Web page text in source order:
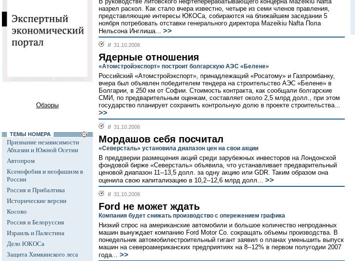
Обзоры
ТЕМЫ НОМЕРА
Признание независимости
Абхазии и Южной Осетии
Автопром
Ксенофобия и неофашизм в
России
Россия и Прибалтика
Исторические версии
Косово
Россия и Белоруссия
Израиль и Палестина
Дело ЮКОСа
Защита Химкинского леса
назрел раскол. Как стало вчера известно, четыре из семи членов правления,
представляющие интересы ЮКОСа, собираются на ближайшем заседании 5
ноября потребовать отставки генерального директора Mazeikiu Nafta Пола
Нельсона Инглиша... >>
// 31.10.2006
Ядерные отношения
«Атомстройэкспорт» построит болгарскую АЭС «Белене»
Российский «Атомстройэкспорт», принадлежащий «Росатому» и Газпромбанку,
вчера был объявлен победителем тендера на строительство АЭС «Белене» в
Болгарии, в 250 км от Софии. Стоимость контракта, как сообщали болгарские
СМИ, по предварительным оценкам, составляет около 2,5 млрд долл., при этом
государство планирует сохранить контрольную долю в проекте строительства...
>>
// 31.10.2006
Мордашов себя посчитал
«Северсталь» установила диапазон цен на свои акции
В преддверии размещения акций среди зарубежных инвесторов на Лондонской
фондовой бирже «Северсталь» объявила, что устанавливает предварительный
ценовой диапазон 11--13,5 долл. за одну акцию или GDR. Таким образом она
оценила свою капитализацию в 10,2--12,6 млрд долл... >>
// 31.10.2006
Ford не может ждать
Компания будет снижать производство с опережением графика
Низкий спрос на американские автомобили и большое количество непроданных
машин вынуждает компанию Ford Motor Co. сокращать объемы производства. В
понедельник автомобилестроительный гигант заявил о планах уменьшить выпуск
машин на североамериканских предприятиях на 8--12% в первом полугодии 2007
года... >>